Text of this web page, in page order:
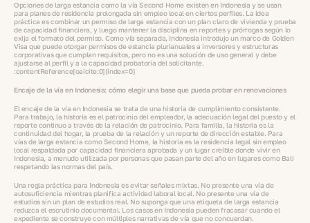
Opciones de larga estancia como la vía Second Home existen en Indonesia y se usan
para planes de residencia prolongada sin empleo local en ciertos perfiles. La idea
práctica es combinar un permiso de larga estancia con un plan claro de vivienda y prueba
de capacidad financiera, y luego mantener la disciplina en reportes y prórrogas según lo
exija el formato del permiso. Como vía separada, Indonesia introdujo un marco de Golden
Visa que puede otorgar permisos de estancia plurianuales a inversores y estructuras
corporativas que cumplan requisitos, pero no es una solución de uso general y debe
ajustarse al perfil y a la capacidad probatoria del solicitante.
:contentReference[oaicite:0]{index=0}
Encaje de la vía en Indonesia: cómo elegir una base que pueda probar en renovaciones
El encaje de la vía en Indonesia se trata de una historia de cumplimiento consistente.
Para trabajo, la historia es el patrocinio del empleador, la adecuación legal del puesto y el
reporte continuo a través de la relación de patrocinio. Para familia, la historia es la
continuidad del hogar, la prueba de la relación y un reporte de dirección estable. Para
vías de larga estancia como Second Home, la historia es la residencia legal sin empleo
local respaldada por capacidad financiera aprobada y un lugar creíble donde vivir en
Indonesia, a menudo utilizada por personas que pasan parte del año en lugares como Bali
respetando las normas del país.
Una regla práctica para Indonesia es evitar señales mixtas. No presente una vía de
autosuficiencia mientras planifica actividad laboral local. No presente una vía de
estudios sin un plan de estudios real. No suponga que una etiqueta de larga estancia
reduzca el escrutinio documental. Los casos en Indonesia pueden fracasar cuando el
expediente se construye con múltiples narrativas de vía que no concuerdan.